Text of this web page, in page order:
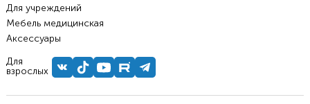
Для учреждений
Мебель медицинская
Аксессуары
Для
взрослых